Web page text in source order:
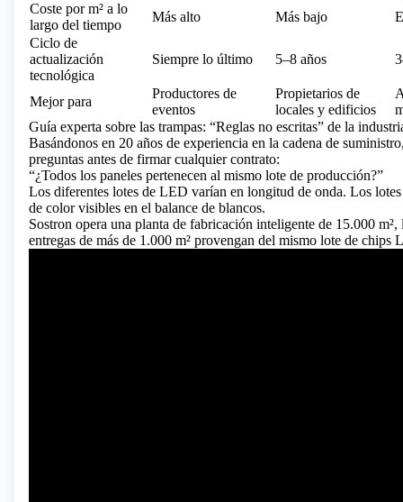
Coste por m² a lo
largo del tiempo
Más alto Más bajo
Ciclo de
actualización
tecnológica
Siempre lo último 5–8 años
Mejor para
Productores de
eventos
Propietarios de
locales y edificios
Guía experta sobre las trampas: “Reglas no escritas” de la
Basándonos en 20 años de experiencia en la cadena de
preguntas antes de firmar cualquier contrato:
“¿Todos los paneles pertenecen al mismo lote de producción?”
Los diferentes lotes de LED varían en longitud de onda. Los
de color visibles en el balance de blancos.
Sostron opera una planta de fabricación inteligente de 15.000 m²,
entregas de más de 1.000 m² provengan del mismo lote de chips